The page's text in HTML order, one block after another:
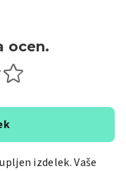
ocen.
izdelek. Vaše